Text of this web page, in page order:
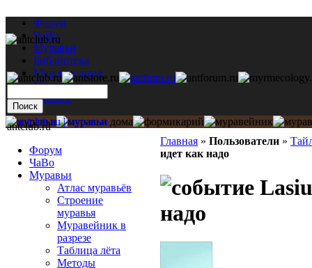
Форум
ЧаВо
Муравьи
Библиотека
Муравьи дома
Мастерская
Каталог
Главная » Пользователи »
идет как надо
надо
antclub.ru
Форум
ЧаВо
Муравьи
Атлас муравьёв
Строение
муравья
Муравейник в
разрезе
Таблица лёта
Методы